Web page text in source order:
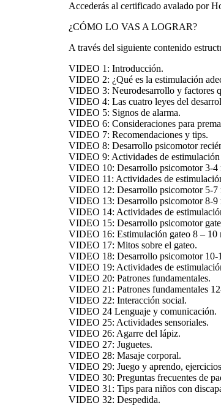
Accederás al certificado avalado por
¿CÓMO LO VAS A LOGRAR?
A través del siguiente contenido
VIDEO 1: Introducción.
VIDEO 2: ¿Qué es la estimulación
VIDEO 3: Neurodesarrollo y factores
VIDEO 4: Las cuatro leyes del
VIDEO 5: Signos de alarma.
VIDEO 6: Consideraciones para
VIDEO 7: Recomendaciones y tips.
VIDEO 8: Desarrollo psicomotor
VIDEO 9: Actividades de estimulación
VIDEO 10: Desarrollo psicomotor 3-4
VIDEO 11: Actividades de
VIDEO 12: Desarrollo psicomotor 5-7
VIDEO 13: Desarrollo psicomotor 8-9
VIDEO 14: Actividades de
VIDEO 15: Desarrollo psicomotor
VIDEO 16: Estimulación gateo 8 – 10
VIDEO 17: Mitos sobre el gateo.
VIDEO 18: Desarrollo psicomotor 10-
VIDEO 19: Actividades de
VIDEO 20: Patrones fundamentales.
VIDEO 21: Patrones fundamentales
VIDEO 22: Interacción social.
VIDEO 24 Lenguaje y comunicación.
VIDEO 25: Actividades sensoriales.
VIDEO 26: Agarre del lápiz.
VIDEO 27: Juguetes.
VIDEO 28: Masaje corporal.
VIDEO 29: Juego y aprendo,
VIDEO 30: Preguntas frecuentes de
VIDEO 31: Tips para niños con
VIDEO 32: Despedida.